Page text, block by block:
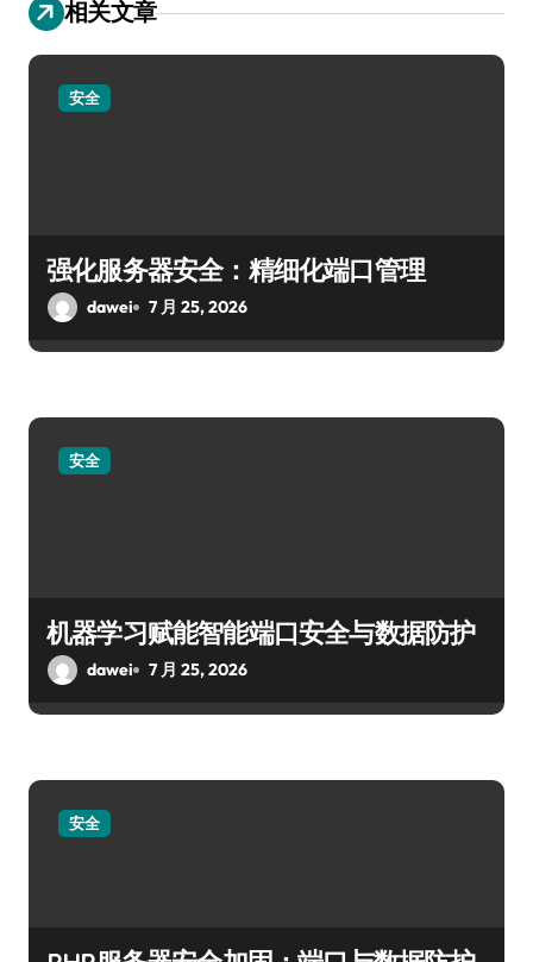
相关文章
安全
强化服务器安全：精细化端口管理
dawei 7 月 25, 2026
安全
机器学习赋能智能端口安全与数据防护
dawei 7 月 25, 2026
安全